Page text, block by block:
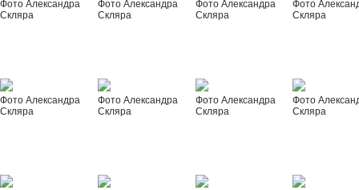
Фото Александра
Скляра
Фото Александра
Скляра
Фото Александра
Скляра
Фото
Скляра
Фото Александра
Скляра
Фото Александра
Скляра
Фото Александра
Скляра
Фото
Скляра